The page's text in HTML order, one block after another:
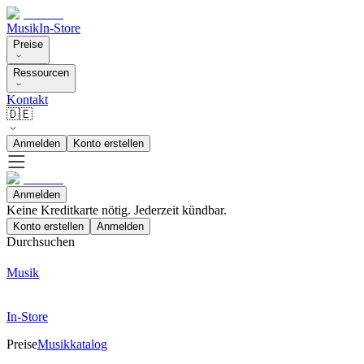
MusikIn-Store
Preise
Ressourcen
Kontakt
🇩🇪
Anmelden Konto erstellen
Anmelden
Keine Kreditkarte nötig. Jederzeit kündbar.
Konto erstellen Anmelden
Durchsuchen
Musik
In-Store
PreiseMusikkatalog